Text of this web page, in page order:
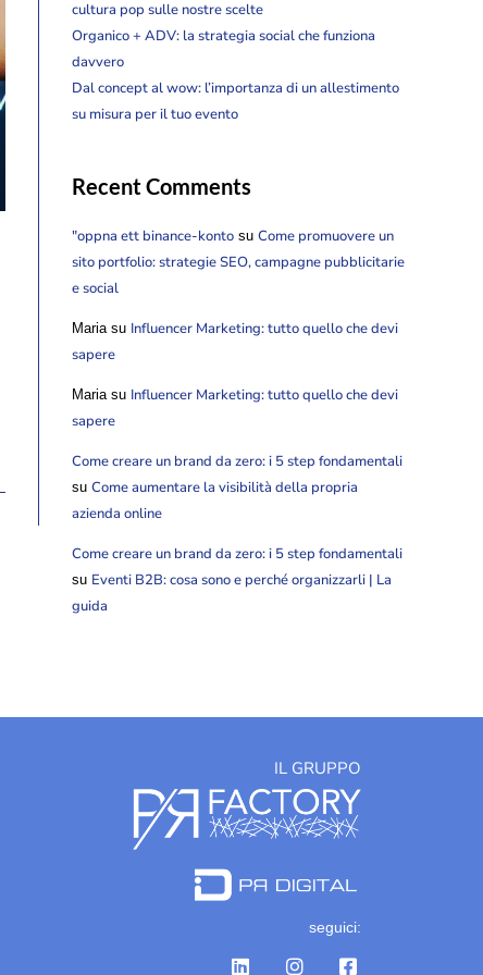
cultura pop sulle nostre scelte
Organico + ADV: la strategia social che funziona
davvero
Dal concept al wow: l’importanza di un allestimento
su misura per il tuo evento
Recent Comments
"oppna ett binance-konto su Come promuovere un
sito portfolio: strategie SEO, campagne pubblicitarie
e social
Maria su Influencer Marketing: tutto quello che devi
sapere
Maria su Influencer Marketing: tutto quello che devi
sapere
Come creare un brand da zero: i 5 step fondamentali
su Come aumentare la visibilità della propria
azienda online
Come creare un brand da zero: i 5 step fondamentali
su Eventi B2B: cosa sono e perché organizzarli | La
guida
IL GRUPPO
seguici: